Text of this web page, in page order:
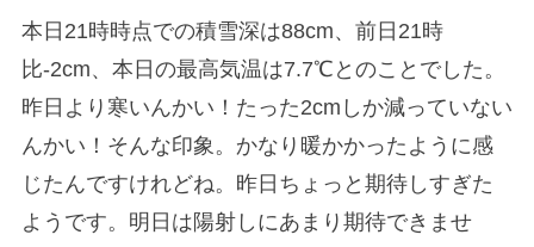
本日21時時点での積雪深は88cm、前日21時
比-2cm、本日の最高気温は7.7℃とのことでした。
昨日より寒いんかい！たった2cmしか減っていない
んかい！そんな印象。かなり暖かかったように感
じたんですけれどね。昨日ちょっと期待しすぎた
ようです。明日は陽射しにあまり期待できませ